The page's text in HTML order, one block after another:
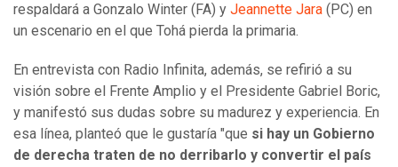
respaldará a Gonzalo Winter (FA) y Jeannette Jara (PC) en
un escenario en el que Tohá pierda la primaria.
En entrevista con Radio Infinita, además, se refirió a su
visión sobre el Frente Amplio y el Presidente Gabriel Boric,
y manifestó sus dudas sobre su madurez y experiencia. En
esa línea, planteó que le gustaría "que si hay un Gobierno
de derecha traten de no derribarlo y convertir el país